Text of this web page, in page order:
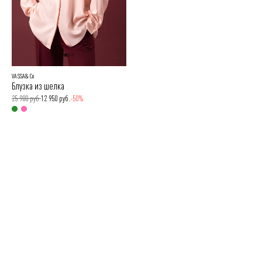
VASSA&Co
Блузка из шелка
25 900 руб.12 950 руб. -50%